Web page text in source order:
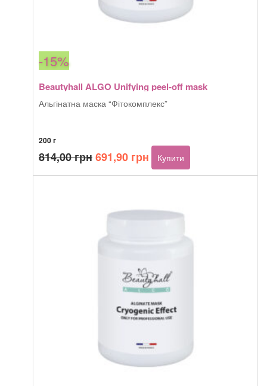
-15%
Beautyhall ALGO Unifying peel-off mask
Альгінатна маска “Фітокомплекс”
200 г
814,00грнОригінальна
ціна:
691,90 грнПоточна
ціна:
Купити